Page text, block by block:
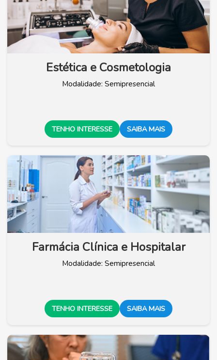
Estética e Cosmetologia
Modalidade: Semipresencial
TENHO INTERESSE SAIBA MAIS
Farmácia Clínica e Hospitalar
Modalidade: Semipresencial
TENHO INTERESSE SAIBA MAIS